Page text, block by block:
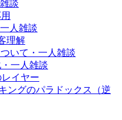
談
人雑談
理解
いて・一人雑談
一人雑談
レイヤー
ングのパラドックス（逆